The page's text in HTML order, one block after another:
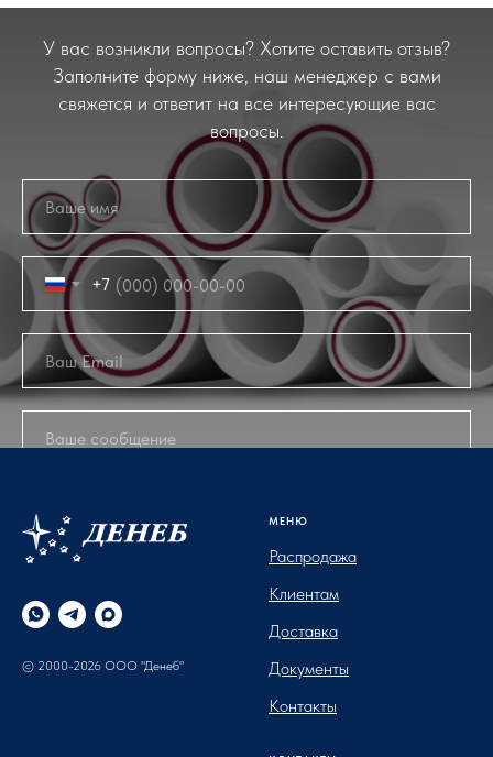
У вас возникли вопросы? Хотите оставить отзыв?
Заполните форму ниже, наш менеджер с вами
свяжется и ответит на все интересующие вас
вопросы.
+7
ОТПРАВИТЬ
© 2000-2026 ООО "Денеб"
МЕНЮ
Распродажа
Клиентам
Доставка
Документы
Контакты